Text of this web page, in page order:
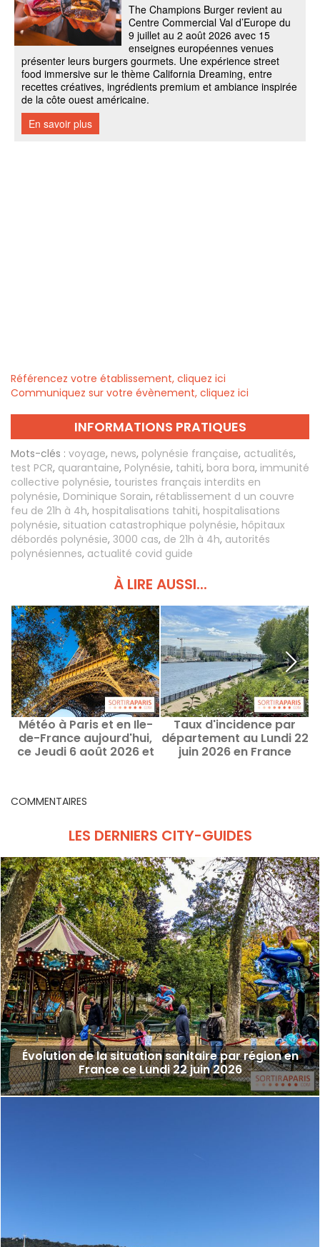
Référencez votre établissement, cliquez ici
Communiquez sur votre évènement, cliquez ici
INFORMATIONS PRATIQUES
Mots-clés : voyage, news, polynésie française, actualités,
test PCR, quarantaine, Polynésie, tahiti, bora bora, immunité
collective polynésie, touristes français interdits en
polynésie, Dominique Sorain, rétablissement d un couvre
feu de 21h à 4h, hospitalisations tahiti, hospitalisations
polynésie, situation catastrophique polynésie, hôpitaux
débordés polynésie, 3000 cas, de 21h à 4h, autorités
polynésiennes, actualité covid guide
À LIRE AUSSI...
Météo à Paris et en Ile-
de-France aujourd'hui,
ce Jeudi 6 août 2026 et
Taux d'incidence par
département au Lundi 22
juin 2026 en France
COMMENTAIRES
LES DERNIERS CITY-GUIDES
Évolution de la situation sanitaire par région en
France ce Lundi 22 juin 2026